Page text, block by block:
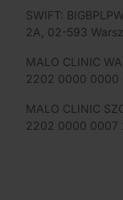
SWIFT:
2A, 02-593
MALO CLINIC
2202 0000 0000
MALO CLINIC
2202 0000 0007